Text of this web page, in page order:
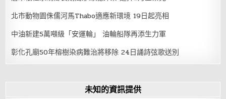
北市動物園侏儒河馬Thabo適應新環境 19日起亮相
中油新建5萬噸級「安運輪」 油輪船隊再添生力軍
彰化孔廟50年榕樹染病難治將移除 24日誦詩弦歌送別
未知的資訊提供